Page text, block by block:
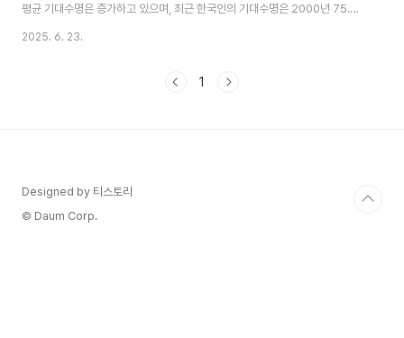
평균 기대수명은 증가하고 있으며, 최근 한국인의 기대수명은 2000년 75.9
세에서 2021년 83.8세로 7.94세 향상되었습니다. 이렇듯 기대수명이 늘어
것이 중요한 것이 아니라, 어떻게 살아갈 것인가가 더 중요한 문제입니다. 50
2025. 6. 23.
1
Designed by 티스토리
© Daum Corp.